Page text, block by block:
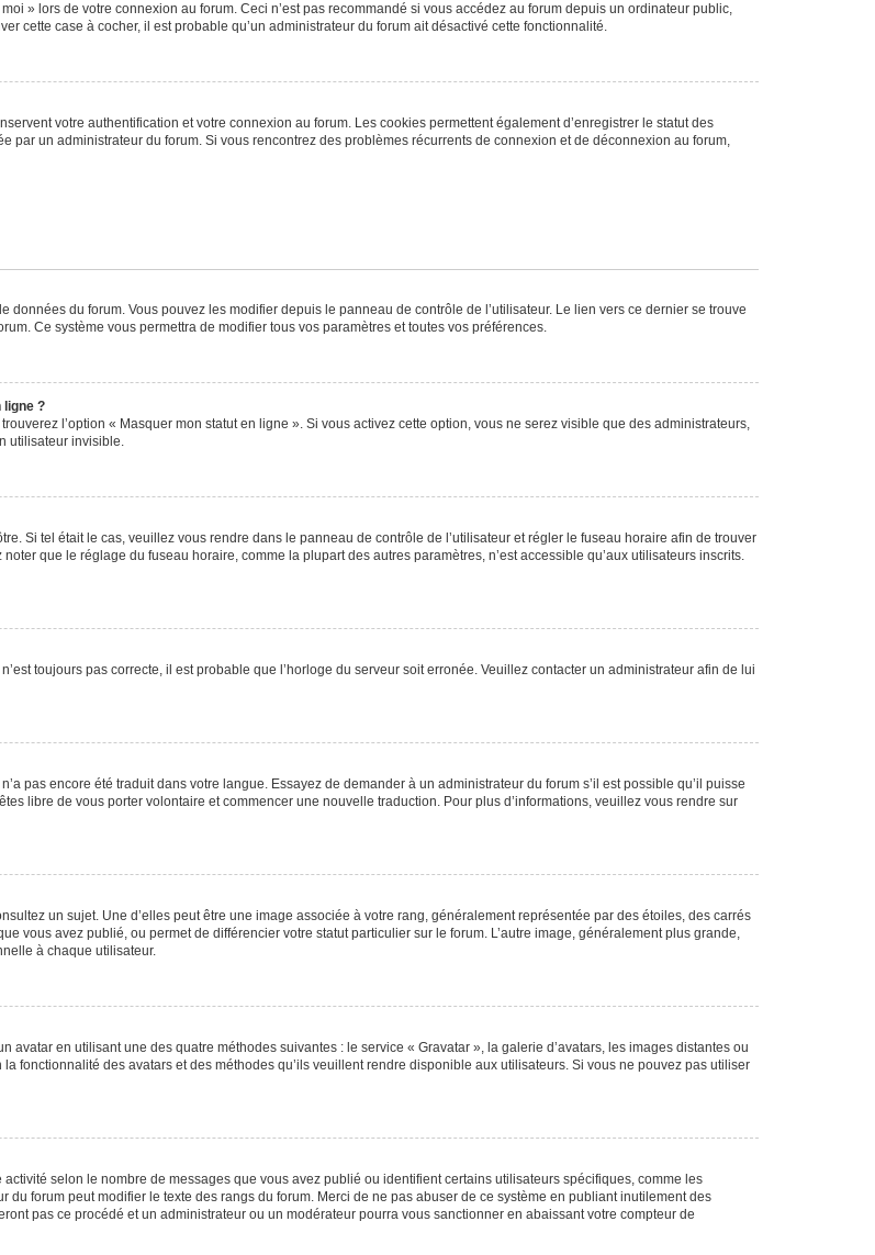
» lors de votre connexion au forum. Ceci n’est pas recommandé si vous accédez au forum depuis un ordinateur public,
cette case à cocher, il est probable qu’un administrateur du forum ait désactivé cette fonctionnalité.
votre authentification et votre connexion au forum. Les cookies permettent également d’enregistrer le statut des
par un administrateur du forum. Si vous rencontrez des problèmes récurrents de connexion et de déconnexion au forum,
du forum. Vous pouvez les modifier depuis le panneau de contrôle de l’utilisateur. Le lien vers ce dernier se trouve
Ce système vous permettra de modifier tous vos paramètres et toutes vos préférences.
ligne ?
l’option « Masquer mon statut en ligne ». Si vous activez cette option, vous ne serez visible que des administrateurs,
utilisateur invisible.
Si tel était le cas, veuillez vous rendre dans le panneau de contrôle de l’utilisateur et régler le fuseau horaire afin de trouver
que le réglage du fuseau horaire, comme la plupart des autres paramètres, n’est accessible qu’aux utilisateurs inscrits.
toujours pas correcte, il est probable que l’horloge du serveur soit erronée. Veuillez contacter un administrateur afin de lui
pas encore été traduit dans votre langue. Essayez de demander à un administrateur du forum s’il est possible qu’il puisse
libre de vous porter volontaire et commencer une nouvelle traduction. Pour plus d’informations, veuillez vous rendre sur
un sujet. Une d’elles peut être une image associée à votre rang, généralement représentée par des étoiles, des carrés
vous avez publié, ou permet de différencier votre statut particulier sur le forum. L’autre image, généralement plus grande,
à chaque utilisateur.
avatar en utilisant une des quatre méthodes suivantes : le service « Gravatar », la galerie d’avatars, les images distantes ou
fonctionnalité des avatars et des méthodes qu’ils veuillent rendre disponible aux utilisateurs. Si vous ne pouvez pas utiliser
selon le nombre de messages que vous avez publié ou identifient certains utilisateurs spécifiques, comme les
forum peut modifier le texte des rangs du forum. Merci de ne pas abuser de ce système en publiant inutilement des
pas ce procédé et un administrateur ou un modérateur pourra vous sanctionner en abaissant votre compteur de